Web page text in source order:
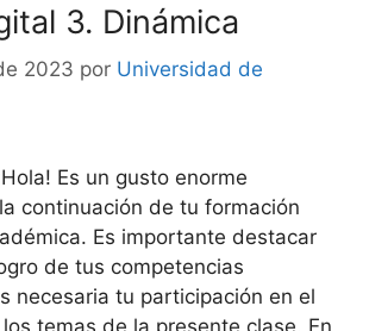
3. Dinámica
2023 por Universidad de
Es un gusto enorme
continuación de tu formación
Es importante destacar
de tus competencias
necesaria tu participación en el
temas de la presente clase. En